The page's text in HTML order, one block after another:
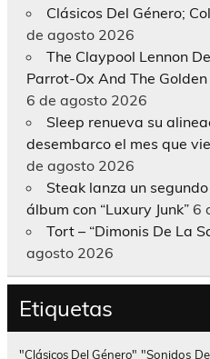
Clásicos Del Género;
de agosto 2026
The Claypool Lennon
Parrot-Ox And The
6 de agosto 2026
Sleep renueva su
desembarco el mes que
de agosto 2026
Steak lanza un
álbum con “Luxury Junk” 6
Tort – “Dimonis De La
agosto 2026
Etiquetas
"Clásicos Del Género" "Sonidos